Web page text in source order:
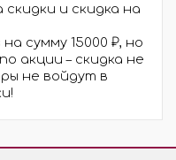
и скидка на
сумму 15000 ₽, но
акции – скидка не
не войдут в